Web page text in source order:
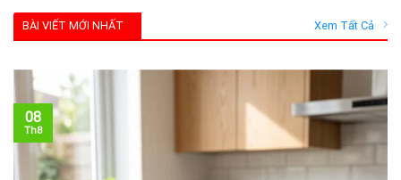
BÀI VIẾT MỚI NHẤT Xem Tất Cả
08
Th8